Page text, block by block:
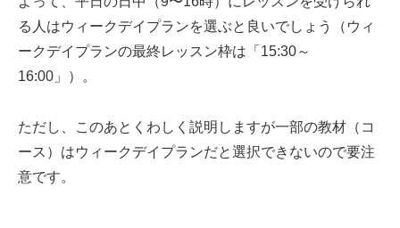
る人はウィークデイプランを選ぶと良いでしょう（ウィ
ークデイプランの最終レッスン枠は「15:30～
16:00」）。
ただし、このあとくわしく説明しますが一部の教材（コ
ース）はウィークデイプランだと選択できないので要注
意です。